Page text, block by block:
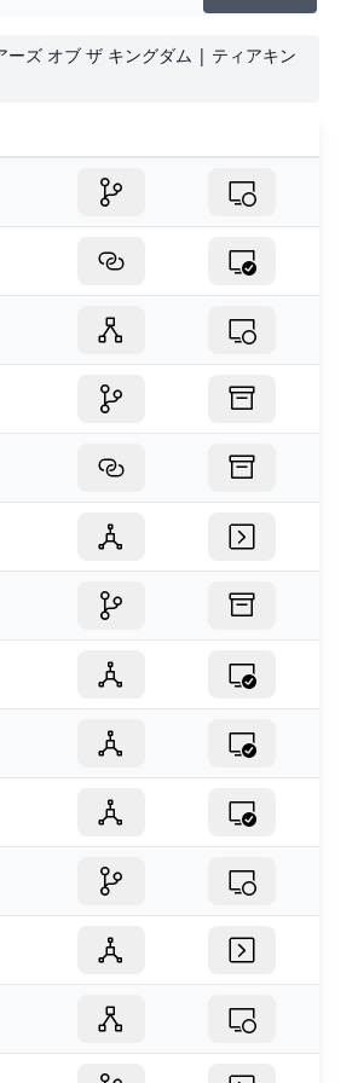
ーズ オブ ザ キングダム | ティアキン